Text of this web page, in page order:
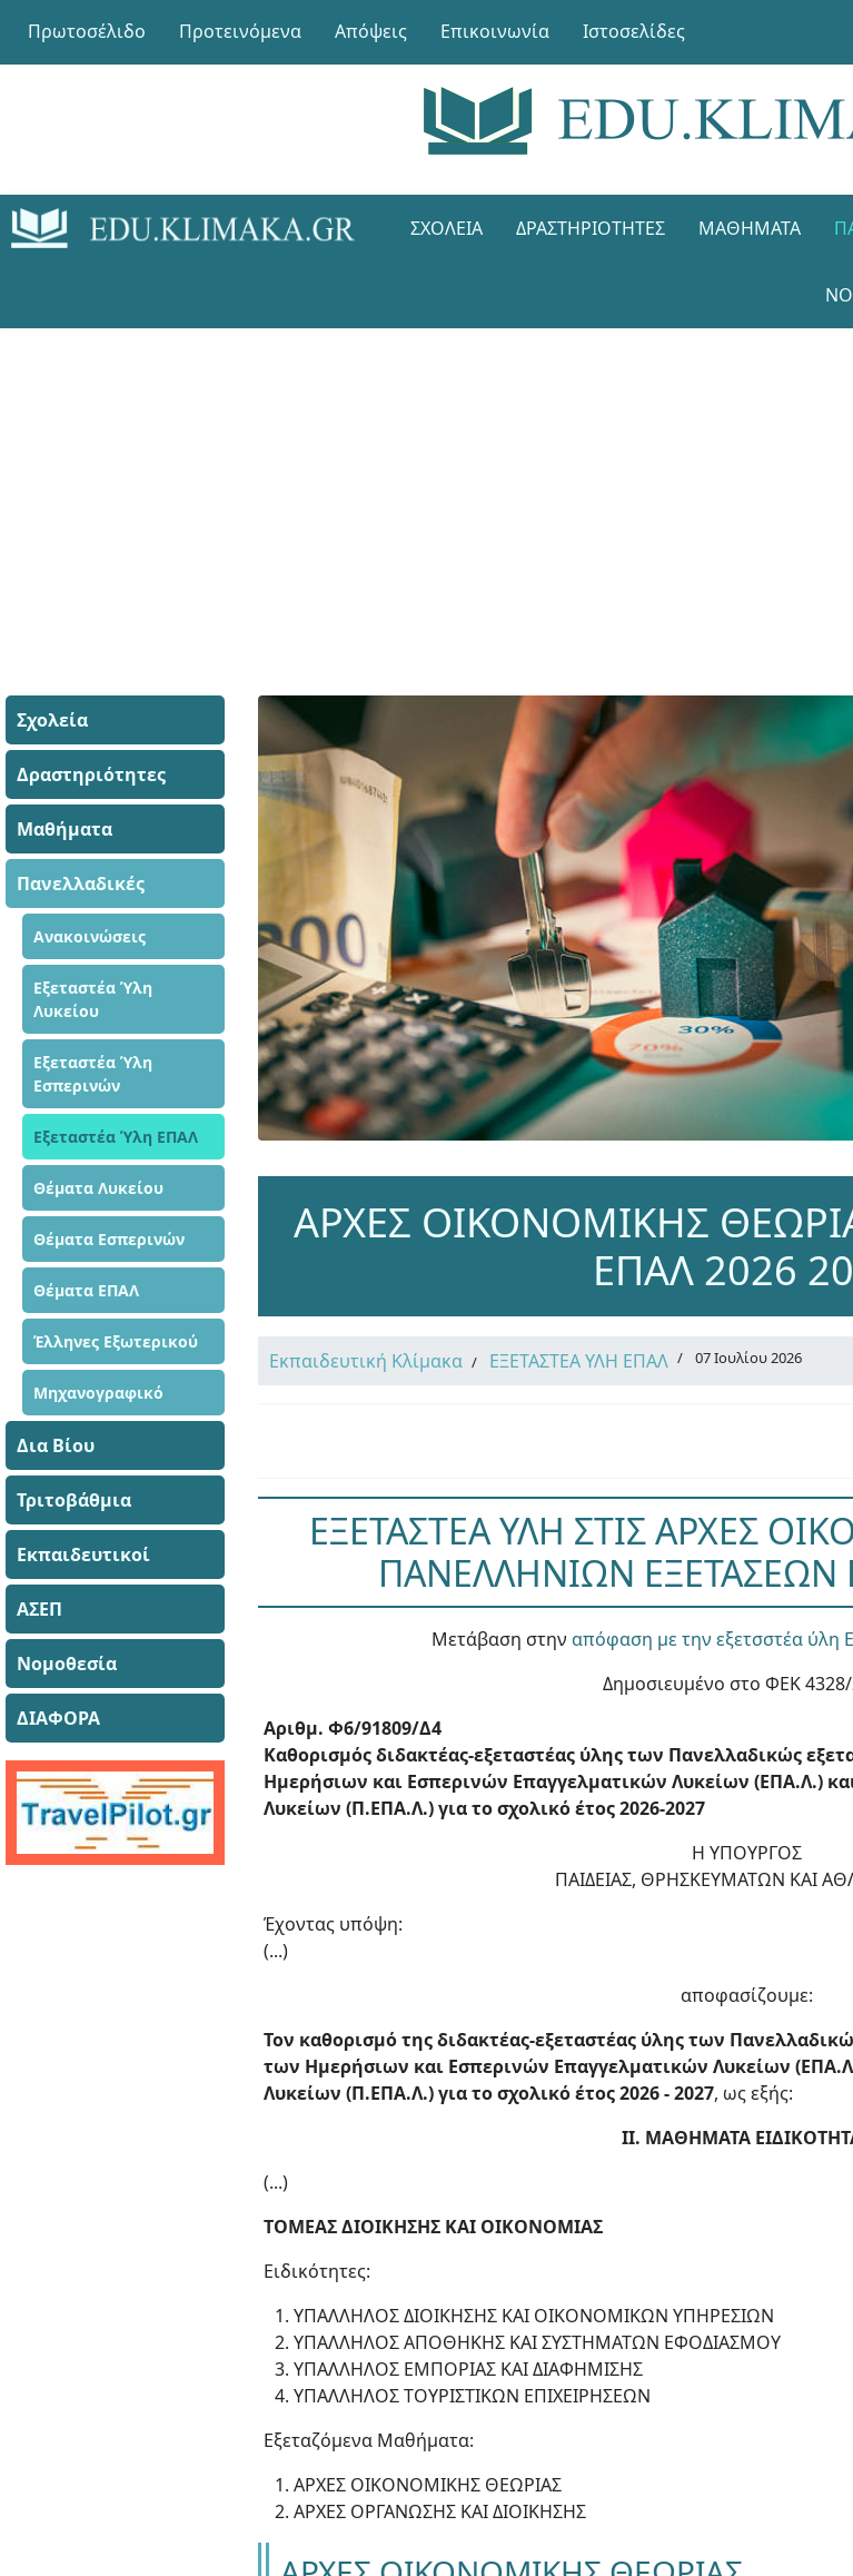
Πρωτοσέλιδο Προτεινόμενα Απόψεις Επικοινωνία Ιστοσελίδες
ΣΧΟΛΕΊΑ ΔΡΑΣΤΗΡΙΌΤΗΤΕΣ ΜΑΘΉΜΑΤΑ
Σχολεία
Δραστηριότητες
Μαθήματα
Πανελλαδικές
Ανακοινώσεις
Εξεταστέα Ύλη
Λυκείου
Εξεταστέα Ύλη
Εσπερινών
Εξεταστέα Ύλη ΕΠΑΛ
Θέματα Λυκείου
Θέματα Εσπερινών
Θέματα ΕΠΑΛ
Έλληνες Εξωτερικού
Μηχανογραφικό
Δια Βίου
Τριτοβάθμια
Εκπαιδευτικοί
ΑΣΕΠ
Νομοθεσία
ΔΙΑΦΟΡΑ
ΑΡΧΕΣ ΟΙΚΟΝΟΜΙΚΗΣ
ΕΠΑΛ 2026
Εκπαιδευτική Κλίμακα ΕΞΕΤΑΣΤΕΑ ΥΛΗ ΕΠΑΛ 07 Ιουλίου 2026
ΕΞΕΤΑΣΤΕΑ ΥΛΗ ΣΤΙΣ ΑΡΧΕΣ
ΠΑΝΕΛΛΗΝΙΩΝ ΕΞΕΤΑΣΕΩΝ
Μετάβαση στην απόφαση με την εξετσστέα ύλη
Δημοσιευμένο στο ΦΕΚ
Αριθμ. Φ6/91809/Δ4
Καθορισμός διδακτέας-εξεταστέας ύλης των Πανελλαδικώς
Ημερήσιων και Εσπερινών Επαγγελματικών Λυκείων (ΕΠΑ.Λ.)
Λυκείων (Π.ΕΠΑ.Λ.) για το σχολικό έτος 2026-2027
Η ΥΠΟΥΡΓΟΣ
ΠΑΙΔΕΙΑΣ, ΘΡΗΣΚΕΥΜΑΤΩΝ ΚΑΙ
Έχοντας υπόψη:
(...)
αποφασίζουμε:
Τον καθορισμό της διδακτέας-εξεταστέας ύλης των
των Ημερήσιων και Εσπερινών Επαγγελματικών Λυκείων
Λυκείων (Π.ΕΠΑ.Λ.) για το σχολικό έτος 2026 - 2027, ως εξής:
ΙΙ. ΜΑΘΗΜΑΤΑ
(...)
ΤΟΜΕΑΣ ΔΙΟΙΚΗΣΗΣ ΚΑΙ ΟΙΚΟΝΟΜΙΑΣ
Ειδικότητες:
ΥΠΑΛΛΗΛΟΣ ΔΙΟΙΚΗΣΗΣ ΚΑΙ ΟΙΚΟΝΟΜΙΚΩΝ ΥΠΗΡΕΣΙΩΝ
ΥΠΑΛΛΗΛΟΣ ΑΠΟΘΗΚΗΣ ΚΑΙ ΣΥΣΤΗΜΑΤΩΝ ΕΦΟΔΙΑΣΜΟΥ
ΥΠΑΛΛΗΛΟΣ ΕΜΠΟΡΙΑΣ ΚΑΙ ΔΙΑΦΗΜΙΣΗΣ
ΥΠΑΛΛΗΛΟΣ ΤΟΥΡΙΣΤΙΚΩΝ ΕΠΙΧΕΙΡΗΣΕΩΝ
Εξεταζόμενα Μαθήματα:
ΑΡΧΕΣ ΟΙΚΟΝΟΜΙΚΗΣ ΘΕΩΡΙΑΣ
ΑΡΧΕΣ ΟΡΓΑΝΩΣΗΣ ΚΑΙ ΔΙΟΙΚΗΣΗΣ